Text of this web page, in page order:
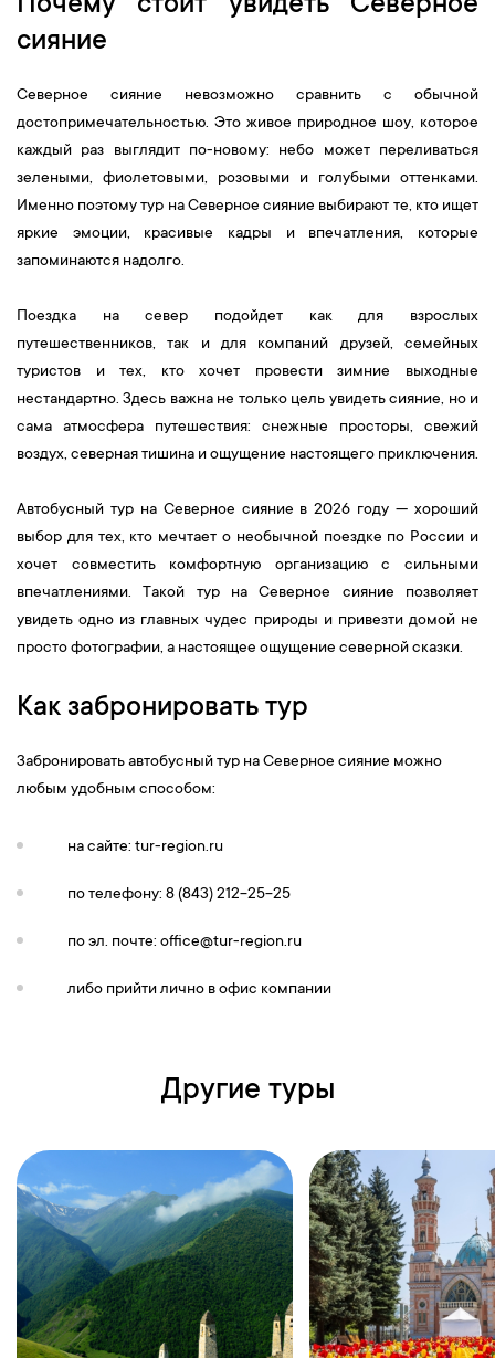
сияние
Северное сияние невозможно сравнить с обычной
достопримечательностью. Это живое природное шоу, которое
каждый раз выглядит по-новому: небо может переливаться
зелеными, фиолетовыми, розовыми и голубыми оттенками.
Именно поэтому тур на Северное сияние выбирают те, кто ищет
яркие эмоции, красивые кадры и впечатления, которые
запоминаются надолго.
Поездка на север подойдет как для взрослых
путешественников, так и для компаний друзей, семейных
туристов и тех, кто хочет провести зимние выходные
нестандартно. Здесь важна не только цель увидеть сияние, но и
сама атмосфера путешествия: снежные просторы, свежий
воздух, северная тишина и ощущение настоящего приключения.
Автобусный тур на Северное сияние в 2026 году — хороший
выбор для тех, кто мечтает о необычной поездке по России и
хочет совместить комфортную организацию с сильными
впечатлениями. Такой тур на Северное сияние позволяет
увидеть одно из главных чудес природы и привезти домой не
просто фотографии, а настоящее ощущение северной сказки.
Как забронировать тур
Забронировать автобусный тур на Северное сияние можно
любым удобным способом:
на сайте: tur-region.ru
по телефону: 8 (843) 212-25-25
по эл. почте: office@tur-region.ru
либо прийти лично в офис компании
Другие туры